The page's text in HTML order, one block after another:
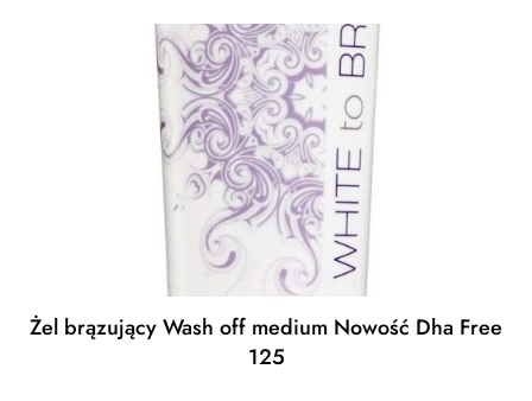
Żel brązujący Wash off medium Nowość Dha Free
125